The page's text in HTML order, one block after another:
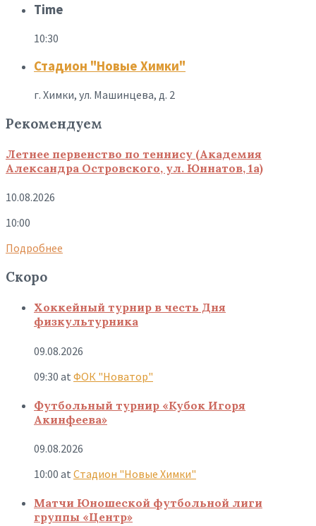
Time
10:30
Стадион "Новые Химки"
г. Химки, ул. Машинцева, д. 2
Рекомендуем
Летнее первенство по теннису (Академия
Александра Островского, ул. Юннатов, 1а)
10.08.2026
10:00
Подробнее
Скоро
Хоккейный турнир в честь Дня
физкультурника
09.08.2026
09:30 at ФОК "Новатор"
Футбольный турнир «Кубок Игоря
Акинфеева»
09.08.2026
10:00 at Стадион "Новые Химки"
Матчи Юношеской футбольной лиги
группы «Центр»